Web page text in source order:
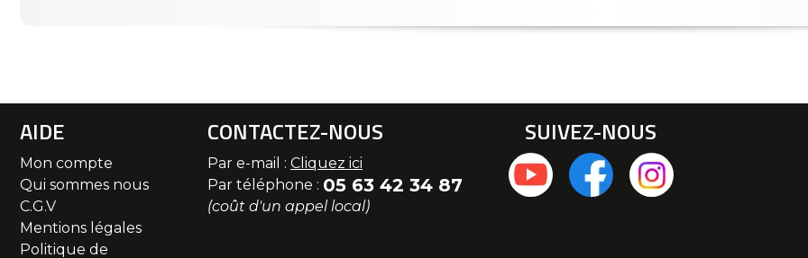
AIDE
Mon compte
Qui sommes nous
C.G.V
Mentions légales
Politique de
CONTACTEZ-NOUS
Par e-mail : Cliquez ici
Par téléphone : 05 63 42 34 87
(coût d'un appel local)
SUIVEZ-NOUS